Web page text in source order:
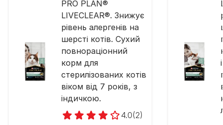
PRO PLAN®
LIVECLEAR®. Знижує
рівень алергенів на
шерсті котів. Сухий
повнораціонний
корм для
стерилізованих котів
віком від 7 років, з
індичкою.
4.0(2)